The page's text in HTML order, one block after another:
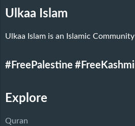
Ulkaa Islam
Ulkaa Islam is an Islamic
#FreePalestine
Explore
Quran